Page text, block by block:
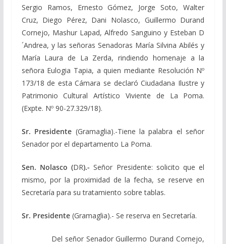
Sergio Ramos, Ernesto Gómez, Jorge Soto, Walter
Cruz, Diego Pérez, Dani Nolasco, Guillermo Durand
Cornejo, Mashur Lapad, Alfredo Sanguino y Esteban D
´Andrea, y las señoras Senadoras María Silvina Abilés y
María Laura de La Zerda, rindiendo homenaje a la
señora Eulogia Tapia, a quien mediante Resolución Nº
173/18 de esta Cámara se declaró Ciudadana Ilustre y
Patrimonio Cultural Artístico Viviente de La Poma.
(Expte. Nº 90-27.329/18).
Sr. Presidente (Gramaglia).-Tiene la palabra el señor
Senador por el departamento La Poma.
Sen. Nolasco (DR).- Señor Presidente: solicito que el
mismo, por la proximidad de la fecha, se reserve en
Secretaría para su tratamiento sobre tablas.
Sr. Presidente(Gramaglia).- Se reserva en Secretaría.
Del señor Senador Guillermo Durand Cornejo,